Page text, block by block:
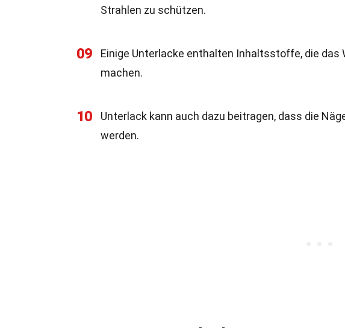
Strahlen zu schützen.
09
Einige Unterlacke enthalten Inhaltsstoffe, die
machen.
10
Unterlack kann auch dazu beitragen, dass die
werden.